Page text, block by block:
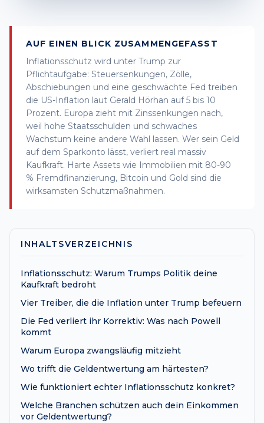
AUF EINEN BLICK ZUSAMMENGEFASST
Inflationsschutz wird unter Trump zur
Pflichtaufgabe: Steuersenkungen, Zölle,
Abschiebungen und eine geschwächte Fed treiben
die US-Inflation laut Gerald Hörhan auf 5 bis 10
Prozent. Europa zieht mit Zinssenkungen nach,
weil hohe Staatsschulden und schwaches
Wachstum keine andere Wahl lassen. Wer sein Geld
auf dem Sparkonto lässt, verliert real massiv
Kaufkraft. Harte Assets wie Immobilien mit 80-90
% Fremdfinanzierung, Bitcoin und Gold sind die
wirksamsten Schutzmaßnahmen.
INHALTSVERZEICHNIS
Inflationsschutz: Warum Trumps Politik deine
Kaufkraft bedroht
Vier Treiber, die die Inflation unter Trump befeuern
Die Fed verliert ihr Korrektiv: Was nach Powell
kommt
Warum Europa zwangsläufig mitzieht
Wo trifft die Geldentwertung am härtesten?
Wie funktioniert echter Inflationsschutz konkret?
Welche Branchen schützen auch dein Einkommen
vor Geldentwertung?